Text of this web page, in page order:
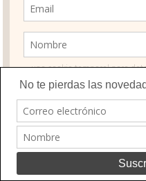
Estas cookies tendrán una
Si tienes una cuenta y te
una cookie temporal para
cookies. Esta cookie no
al cerrar el navegador.
Cuando inicias sesión,
para guardar tu información
de visualización de pantalla.